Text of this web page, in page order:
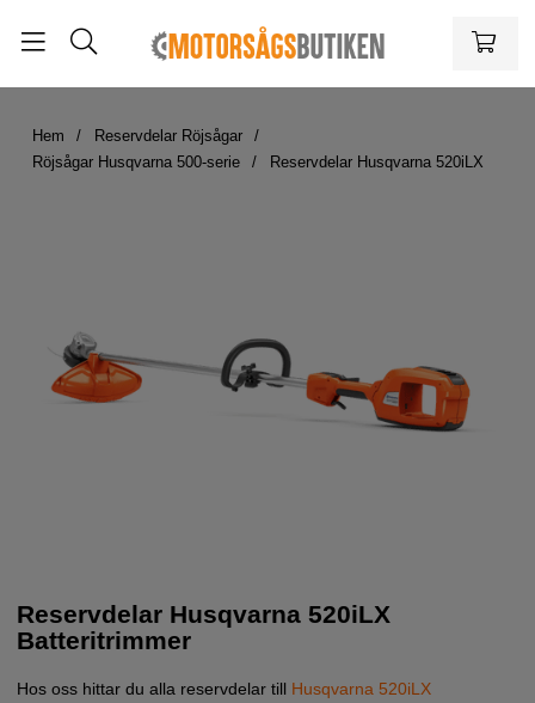
Hem
Reservdelar Röjsågar
Röjsågar Husqvarna 500-serie
Reservdelar Husqvarna 520iLX
Reservdelar Husqvarna 520iLX
Batteritrimmer
Hos oss hittar du alla reservdelar till Husqvarna 520iLX